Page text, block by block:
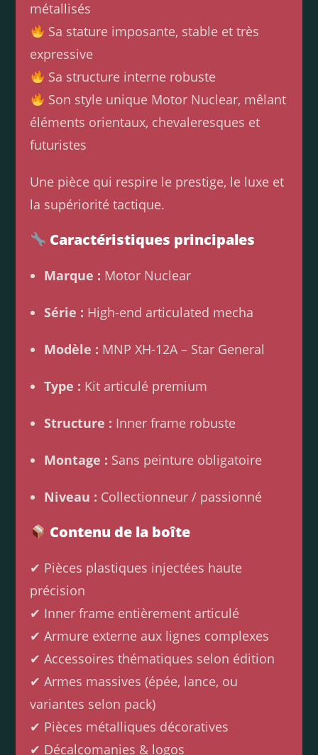
métallisés
Sa stature imposante, stable et très
expressive
Sa structure interne robuste
Son style unique Motor Nuclear, mêlant
éléments orientaux, chevaleresques et
futuristes
Une pièce qui respire le prestige, le luxe et
la supériorité tactique.
Caractéristiques principales
Marque : Motor Nuclear
Série : High-end articulated mecha
Modèle : MNP XH-12A – Star General
Type : Kit articulé premium
Structure : Inner frame robuste
Montage : Sans peinture obligatoire
Niveau : Collectionneur / passionné
Contenu de la boîte
✔ Pièces plastiques injectées haute
précision
✔ Inner frame entièrement articulé
✔ Armure externe aux lignes complexes
✔ Accessoires thématiques selon édition
✔ Armes massives (épée, lance, ou
variantes selon pack)
✔ Pièces métalliques décoratives
✔ Décalcomanies & logos